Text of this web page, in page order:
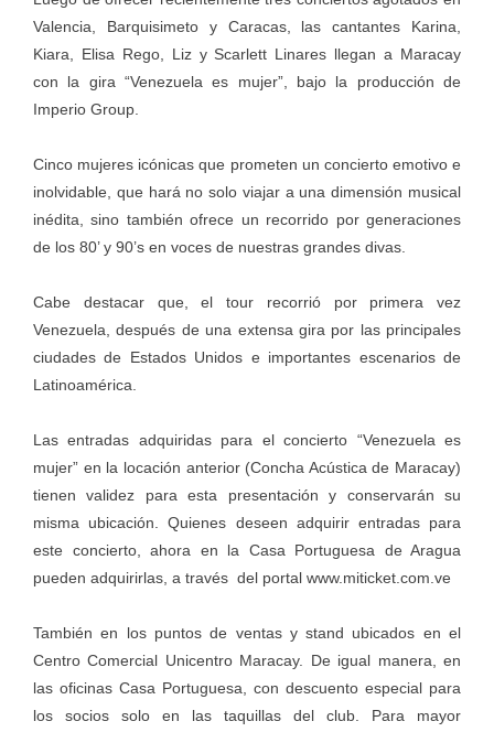
Valencia, Barquisimeto y Caracas, las cantantes Karina,
Kiara, Elisa Rego, Liz y Scarlett Linares llegan a Maracay
con la gira “Venezuela es mujer”, bajo la producción de
Imperio Group.
Cinco mujeres icónicas que prometen un concierto emotivo e
inolvidable, que hará no solo viajar a una dimensión musical
inédita, sino también ofrece un recorrido por generaciones
de los 80’ y 90’s en voces de nuestras grandes divas.
Cabe destacar que, el tour recorrió por primera vez
Venezuela, después de una extensa gira por las principales
ciudades de Estados Unidos e importantes escenarios de
Latinoamérica.
Las entradas adquiridas para el concierto “Venezuela es
mujer” en la locación anterior (Concha Acústica de Maracay)
tienen validez para esta presentación y conservarán su
misma ubicación. Quienes deseen adquirir entradas para
este concierto, ahora en la Casa Portuguesa de Aragua
pueden adquirirlas, a través del portal www.miticket.com.ve
También en los puntos de ventas y stand ubicados en el
Centro Comercial Unicentro Maracay. De igual manera, en
las oficinas Casa Portuguesa, con descuento especial para
los socios solo en las taquillas del club. Para mayor